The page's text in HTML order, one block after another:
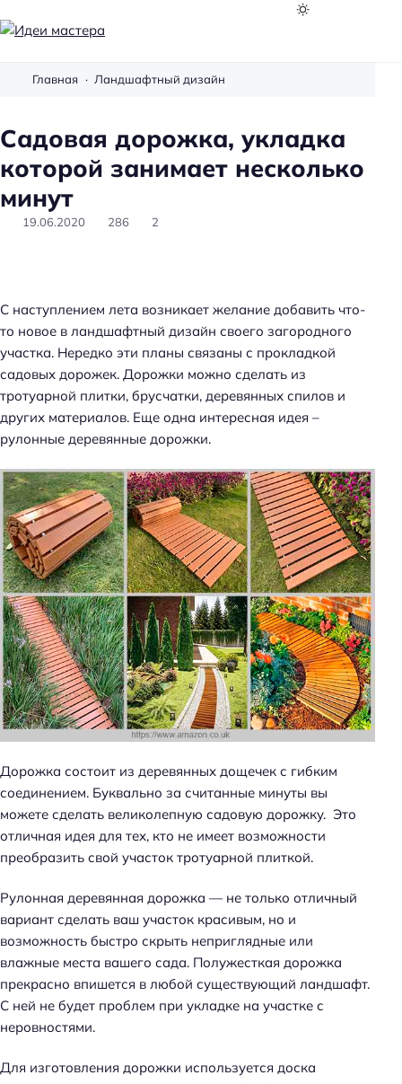
м
с
т
Главная Ландшафтный дизайн
Садовая дорожка, укладка
которой занимает несколько
минут
19.06.2020 286 2
С наступлением лета возникает желание добавить что-
то новое в ландшафтный дизайн своего загородного
участка. Нередко эти планы связаны с прокладкой
садовых дорожек. Дорожки можно сделать из
тротуарной плитки, брусчатки, деревянных спилов и
других материалов. Еще одна интересная идея –
рулонные деревянные дорожки.
Дорожка состоит из деревянных дощечек с гибким
соединением. Буквально за считанные минуты вы
можете сделать великолепную садовую дорожку. Это
отличная идея для тех, кто не имеет возможности
преобразить свой участок тротуарной плиткой.
Рулонная деревянная дорожка — не только отличный
вариант сделать ваш участок красивым, но и
возможность быстро скрыть неприглядные или
влажные места вашего сада. Полужесткая дорожка
прекрасно впишется в любой существующий ландшафт.
С ней не будет проблем при укладке на участке с
неровностями.
Для изготовления дорожки используется доска